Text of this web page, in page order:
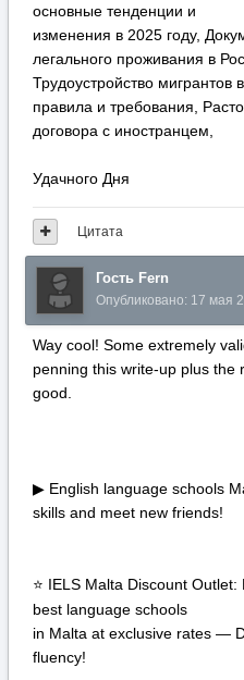
основные тенденции и
изменения в 2025 году,
легального проживания в
Трудоустройство мигрантов
правила и требования,
договора с иностранцем,
Удачного Дня
Цитата
Гость Fern
Опубликовано: 17 мая
Way cool! Some extremely
penning this write-up plus the
good.
▶ English language schools
skills and meet new friends!
⭐ IELS Malta Discount
best language schools
in Malta at exclusive rates —
fluency!